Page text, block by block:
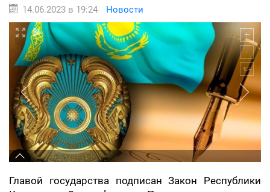
14.06.2023 в 19:24 Новости
Главой государства подписан Закон Республики